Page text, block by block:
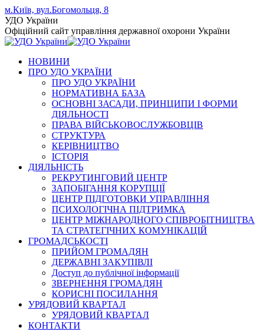
Skip
to
content
м.Київ, вул.Богомольця, 8
Facebook
page
opens
new
window
YouTube
page
opens
new
window
Instagram
page
opens
new
window
УДО України
Офіційний сайт управління державної охорони України
НОВИНИ
ПРО УДО УКРАЇНИ
ПРО УДО УКРАЇНИ
НОРМАТИВНА БАЗА
ОСНОВНІ ЗАСАДИ, ПРИНЦИПИ І ФОРМИ
ДІЯЛЬНОСТІ
ПРАВА ВІЙСЬКОВОСЛУЖБОВЦІВ
СТРУКТУРА
КЕРІВНИЦТВО
ІСТОРІЯ
ДІЯЛЬНІСТЬ
РЕКРУТИНГОВИЙ ЦЕНТР
ЗАПОБІГАННЯ КОРУПЦІЇ
ЦЕНТР ПІДГОТОВКИ УПРАВЛІННЯ
ПСИХОЛОГІЧНА ПІДТРИМКА
ЦЕНТР МІЖНАРОДНОГО СПІВРОБІТНИЦТВА
ТА СТРАТЕГІЧНИХ КОМУНІКАЦІЙ
ГРОМАДСЬКОСТІ
ПРИЙОМ ГРОМАДЯН
ДЕРЖАВНІ ЗАКУПІВЛІ
Доступ до публічної інформації
ЗВЕРНЕННЯ ГРОМАДЯН
КОРИСНІ ПОСИЛАННЯ
УРЯДОВИЙ КВАРТАЛ
УРЯДОВИЙ КВАРТАЛ
КОНТАКТИ